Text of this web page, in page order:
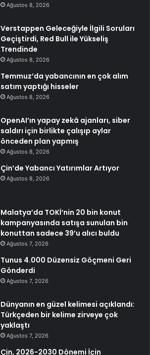
Ağustos 8, 2026
Verstappen Geleceğiyle İlgili Soruları
Geçiştirdi, Red Bull ile Yükseliş
Trendinde
Ağustos 8, 2026
Temmuz’da yabancının en çok alım
satım yaptığı hisseler
Ağustos 8, 2026
OpenAI’ın yapay zekâ ajanları, siber
saldırı için birlikte çalışıp aylar
önceden plan yapmış
Ağustos 8, 2026
Çin’de Yabancı Yatırımlar Artıyor
Ağustos 8, 2026
Malatya’da TOKİ’nin 20 bin konut
kampanyasında satışa sunulan bin
konuttan sadece 39’u alıcı buldu
Ağustos 7, 2026
Tunus 4.000 Düzensiz Göçmeni Geri
Gönderdi
Ağustos 7, 2026
Dünyanın en güzel kelimesi açıklandı:
Türkçeden bir kelime zirveye çok
yaklaştı
Ağustos 7, 2026
Çin, 2026-2030 Dönemi İçin